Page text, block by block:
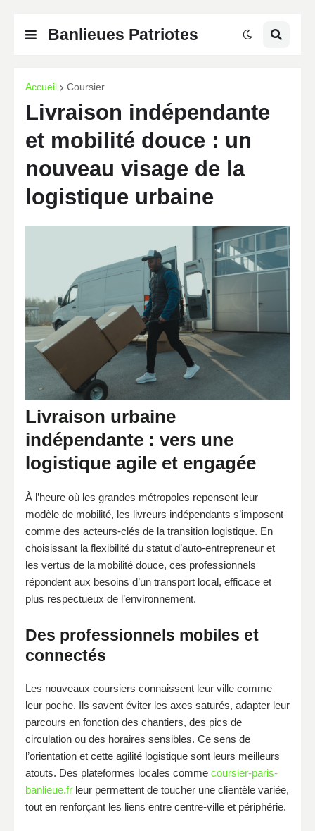
Banlieues Patriotes
Accueil Coursier
Livraison indépendante
et mobilité douce : un
nouveau visage de la
logistique urbaine
Livraison urbaine
indépendante : vers une
logistique agile et engagée
À l’heure où les grandes métropoles repensent leur
modèle de mobilité, les livreurs indépendants s’imposent
comme des acteurs-clés de la transition logistique. En
choisissant la flexibilité du statut d’auto-entrepreneur et
les vertus de la mobilité douce, ces professionnels
répondent aux besoins d’un transport local, efficace et
plus respectueux de l’environnement.
Des professionnels mobiles et
connectés
Les nouveaux coursiers connaissent leur ville comme
leur poche. Ils savent éviter les axes saturés, adapter leur
parcours en fonction des chantiers, des pics de
circulation ou des horaires sensibles. Ce sens de
l’orientation et cette agilité logistique sont leurs meilleurs
atouts. Des plateformes locales comme coursier-paris-
banlieue.fr leur permettent de toucher une clientèle variée,
tout en renforçant les liens entre centre-ville et périphérie.